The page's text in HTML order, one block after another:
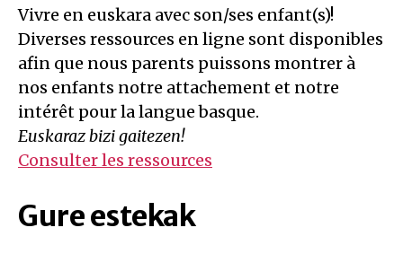
Vivre en euskara avec son/ses enfant(s)!
Diverses ressources en ligne sont disponibles
afin que nous parents puissons montrer à
nos enfants notre attachement et notre
intérêt pour la langue basque.
Euskaraz bizi gaitezen!
Consulter les ressources
Gure estekak